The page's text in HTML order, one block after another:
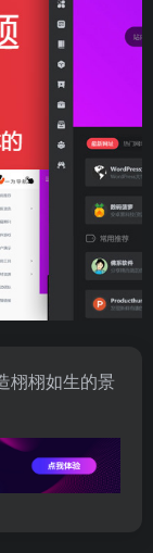
栩栩如生的景